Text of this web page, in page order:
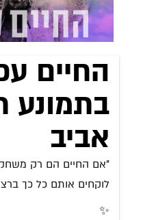
החיים
בתמונע
אביב
"אם החיים הם רק
לוקחים אותם כל כך
✨